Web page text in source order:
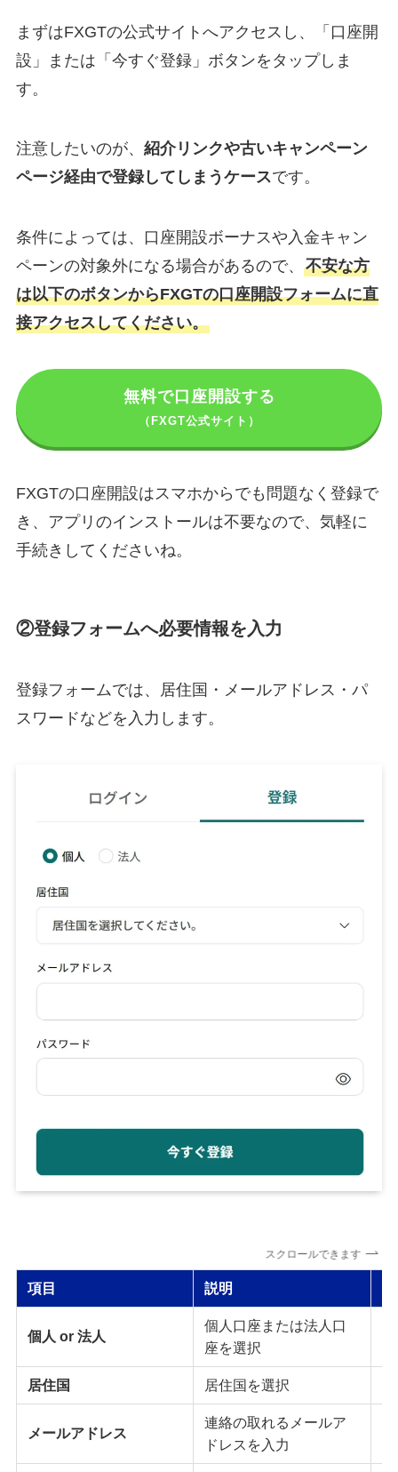
まずはFXGTの公式サイトへアクセスし、「口座開
設」または「今すぐ登録」ボタンをタップしま
す。
注意したいのが、 紹介リンクや古いキャンペーン
ページ経由で登録してしまうケースです。
条件によっては、口座開設ボーナスや入金キャン
ペーンの対象外になる場合があるので、 不安な方
は以下のボタンからFXGTの口座開設フォームに直
接アクセスしてください。
無料で口座開設する
（FXGT公式サイト）
FXGTの口座開設はスマホからでも問題なく登録で
き、アプリのインストールは不要なので、気軽に
手続きしてくださいね。
②登録フォームへ必要情報を入力
登録フォームでは、居住国・メールアドレス・パ
スワードなどを入力します。
スクロールできます
項目 説明
個人 or 法人
個人口座または法人口
座を選択
居住国 居住国を選択
メールアドレス
連絡の取れるメールア
ドレスを入力